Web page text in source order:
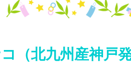
（北九州産神戸